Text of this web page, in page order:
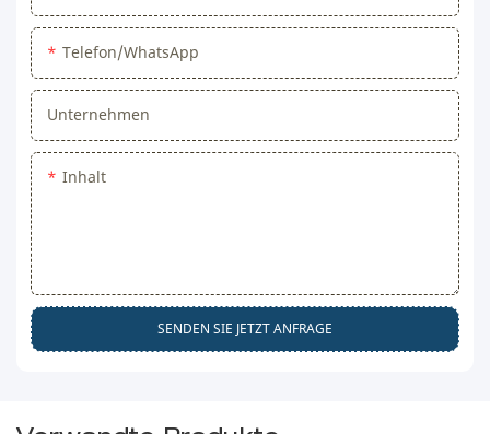
Telefon/WhatsApp
Unternehmen
Inhalt
SENDEN SIE JETZT ANFRAGE